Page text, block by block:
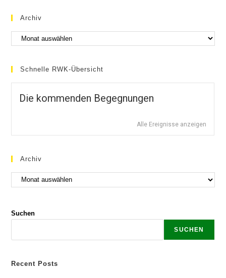
Archiv
Schnelle RWK-Übersicht
Die kommenden Begegnungen
Alle Ereignisse anzeigen
Archiv
Suchen
SUCHEN
Recent Posts